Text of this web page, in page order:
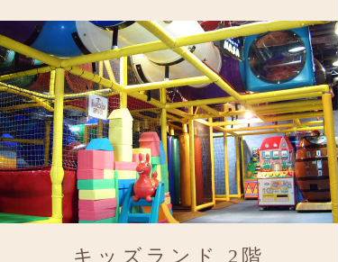
キッズランド 2階